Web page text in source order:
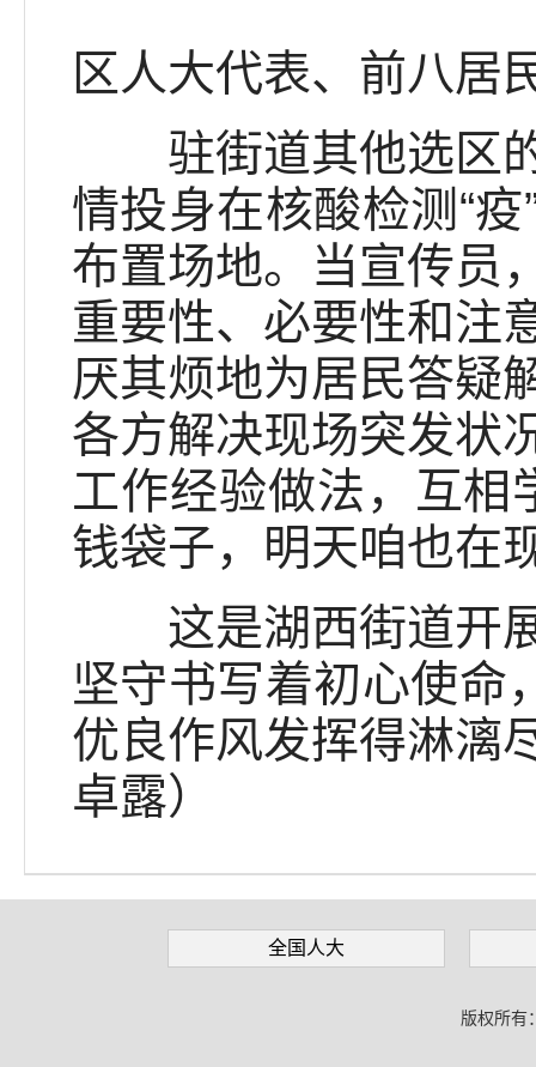
区人大代表、前八居
驻街道其他选区的
情投身在核酸检测“
布置场地。当宣传员
重要性、必要性和注
厌其烦地为居民答疑
各方解决现场突发状
工作经验做法，互相
钱袋子，明天咱也在
这是湖西街道开展
坚守书写着初心使命
优良作风发挥得淋漓
卓露）
全国人大
版权所